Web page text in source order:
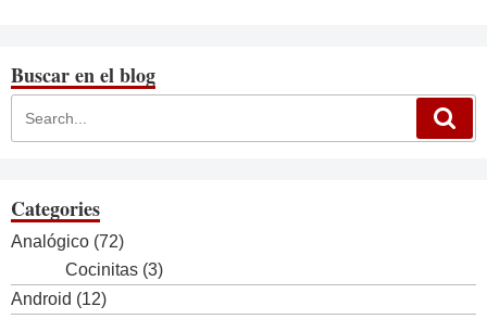
Buscar en el blog
Categories
Analógico (72)
Cocinitas (3)
Android (12)